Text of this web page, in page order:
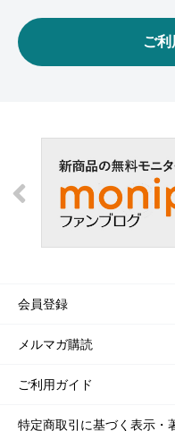
ご利
会員登録
メルマガ購読
ご利用ガイド
特定商取引に基づく表示・